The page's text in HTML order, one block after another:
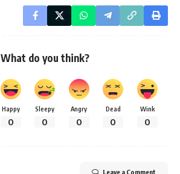
What do you think?
Happy
0
Sleepy
0
Angry
0
Dead
0
Wink
0
Leave a Comment